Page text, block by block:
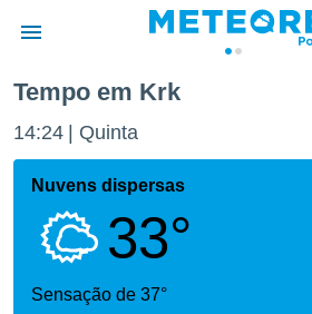
da
foi
fornecidas
a este
Tempo em Krk
14:24 Quinta
Nuvens dispersas
33°
Sensação de 37°